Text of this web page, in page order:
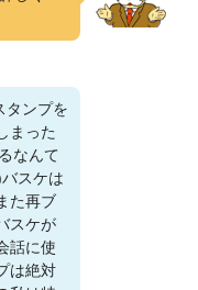
タンプを
まった
なんて
スケは
た再ブ
スケが
話に使
は絶対